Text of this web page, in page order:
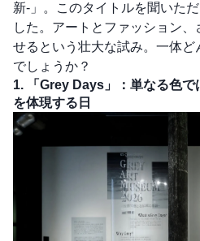
新-」。このタイトルを聞いた
した。アートとファッション
せるという壮大な試み。一体
でしょうか？
1. 「Grey Days」：単なる色
を体現する日